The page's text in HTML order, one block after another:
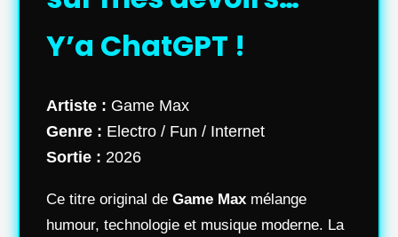
Y’a ChatGPT !
Artiste : Game Max
Genre : Electro / Fun / Internet
Sortie : 2026
Ce titre original de Game Max mélange
humour, technologie et musique moderne. La